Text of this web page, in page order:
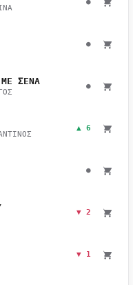
●
●
ΣΕΝΑ ●
▲ 6
●
▼ 2
▼ 1